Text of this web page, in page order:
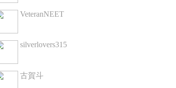
VeteranNEET
silverlovers315
古賀斗